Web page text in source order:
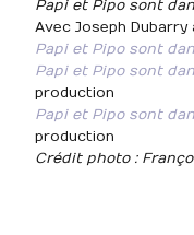
Papi et Pipo sont
Avec Joseph Dubarry
Papi et Pipo sont
Papi et Pipo sont
production
Papi et Pipo sont
production
Crédit photo :